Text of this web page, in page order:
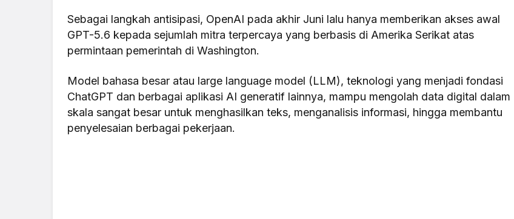
Sebagai langkah antisipasi, OpenAI pada akhir Juni lalu hanya memberikan akses awal
GPT-5.6 kepada sejumlah mitra terpercaya yang berbasis di Amerika Serikat atas
permintaan pemerintah di Washington.
Model bahasa besar atau large language model (LLM), teknologi yang menjadi fondasi
ChatGPT dan berbagai aplikasi AI generatif lainnya, mampu mengolah data digital dalam
skala sangat besar untuk menghasilkan teks, menganalisis informasi, hingga membantu
penyelesaian berbagai pekerjaan.